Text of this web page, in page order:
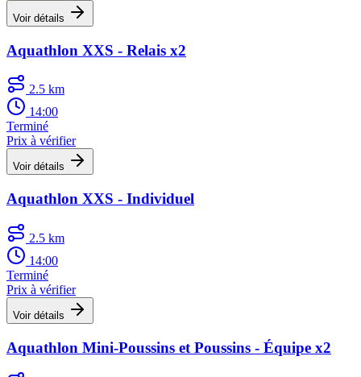
Voir détails
Aquathlon XXS - Relais x2
2.5 km
14:00
Terminé
Prix à vérifier
Voir détails
Aquathlon XXS - Individuel
2.5 km
14:00
Terminé
Prix à vérifier
Voir détails
Aquathlon Mini-Poussins et Poussins - Équipe x2